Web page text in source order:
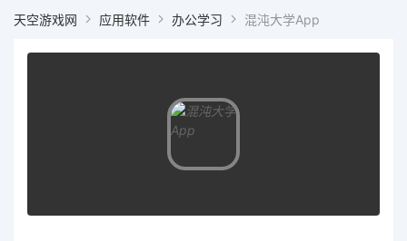
天空游戏网 应用软件 办公学习 混沌大学App